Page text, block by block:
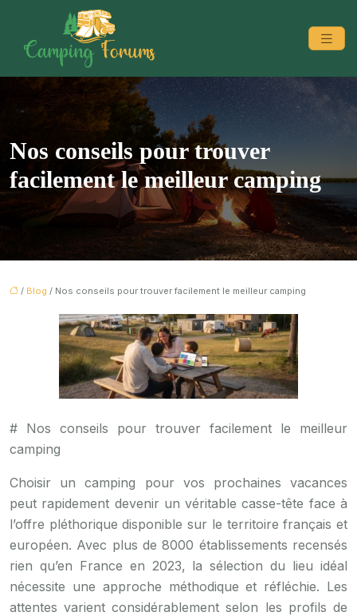
Nos conseils pour trouver
facilement le meilleur camping
/ Blog / Nos conseils pour trouver facilement le meilleur camping
# Nos conseils pour trouver facilement le meilleur
camping
Choisir un camping pour vos prochaines vacances
peut rapidement devenir un véritable casse-tête face à
l’offre pléthorique disponible sur le territoire français et
européen. Avec plus de 8000 établissements recensés
rien qu’en France en 2023, la sélection du lieu idéal
nécessite une approche méthodique et réfléchie. Les
attentes varient considérablement selon les profils de